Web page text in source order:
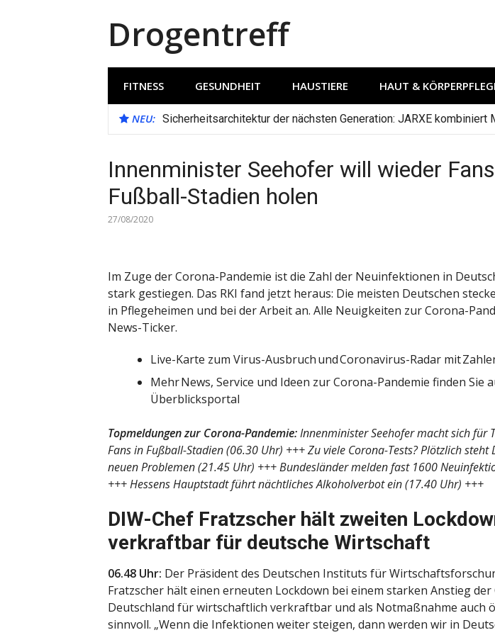
Drogentreff
FITNESS GESUNDHEIT HAUSTIERE HAUT &
NEU: Sicherheitsarchitektur der nächsten Generation: JARXE
Innenminister Seehofer will wieder
Fußball-Stadien holen
27/08/2020
Im Zuge der Corona-Pandemie ist die Zahl der Neuinfektionen in
stark gestiegen. Das RKI fand jetzt heraus: Die meisten Deutschen
in Pflegeheimen und bei der Arbeit an. Alle Neuigkeiten zur Corona-
News-Ticker.
Live-Karte zum Virus-Ausbruch und Coronavirus-Radar mit
Mehr News, Service und Ideen zur Corona-Pandemie finden Sie
Überblicksportal
Topmeldungen zur Corona-Pandemie:Innenminister Seehofer macht sich für
Fans in Fußball-Stadien (06.30 Uhr) +++ Zu viele Corona-Tests? Plötzlich steht
neuen Problemen (21.45 Uhr) +++ Bundesländer melden fast 1600
+++ Hessens Hauptstadt führt nächtliches Alkoholverbot ein (17.40 Uhr) +++
DIW-Chef Fratzscher hält zweiten
verkraftbar für deutsche Wirtschaft
06.48 Uhr: Der Präsident des Deutschen Instituts für
Fratzscher hält einen erneuten Lockdown bei einem starken Anstieg der
Deutschland für wirtschaftlich verkraftbar und als Notmaßnahme auch
sinnvoll. „Wenn die Infektionen weiter steigen, dann werden wir in